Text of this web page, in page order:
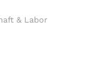
& Labor